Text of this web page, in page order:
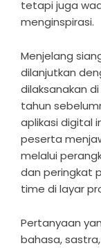
tetapi juga
menginspirasi.
Menjelang
dilanjutkan
dilaksanakan
tahun
aplikasi digital
peserta
melalui
dan peringkat
time di layar
Pertanyaan
bahasa,